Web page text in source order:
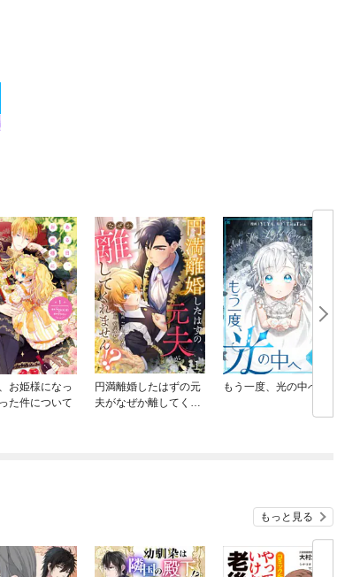
お姫様になっ
た件について
円満離婚したはずの元
夫がなぜか離してくれ
もう一度、光の中へ
もっと見る